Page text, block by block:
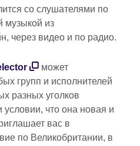
со слушателями по
музыкой из
через видео и по радио.
может
групп и исполнителей
разных уголков
что она новая и
вас в
по Великобритании, в